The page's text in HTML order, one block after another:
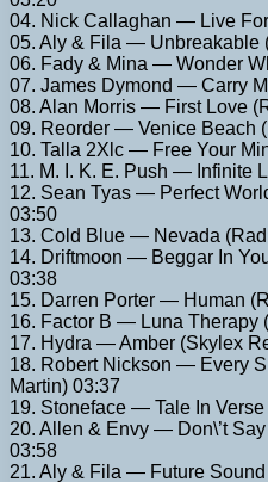
04. Nick Callaghan — Live
05. Aly & Fila — Unbreakable
06. Fady & Mina — Wonder
07. James Dymond — Carry
08. Alan Morris — First Love
09. Reorder — Venice Beach
10. Talla 2Xlc — Free Your
11. M. I. K. E. Push — Infinite
12. Sean Tyas — Perfect
03:50
13. Cold Blue — Nevada
14. Driftmoon — Beggar In
03:38
15. Darren Porter — Human
16. Factor B — Luna Therapy
17. Hydra — Amber (Skylex
18. Robert Nickson — Every
Martin) 03:37
19. Stoneface — Tale In
20. Allen & Envy — Don\’t
03:58
21. Aly & Fila — Future